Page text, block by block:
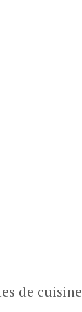
de cuisine